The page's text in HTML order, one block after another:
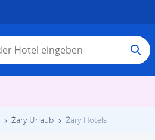
Żary Urlaub Żary Hotels